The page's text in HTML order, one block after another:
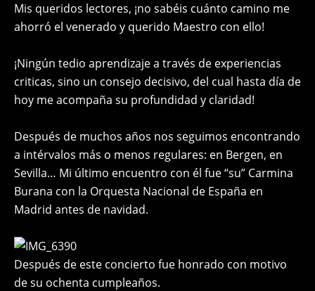
Mis queridos lectores, ¡no sabéis cuánto camino me
ahorró el venerado y querido Maestro con ello!
¡Ningún tedio aprendizaje a través de experiencias
criticas, sino un consejo decisivo, del cual hasta día de
hoy me acompaña su profundidad y claridad!
Después de muchos años nos seguimos encontrando
a intérvalos más o menos regulares: en Bergen, en
Sevilla… Mi último encuentro con él fue “su” Carmina
Burana con la Orquesta Nacional de España en
Madrid antes de navidad.
Después de este concierto fue honrado con motivo
de su ochenta cumpleaños.